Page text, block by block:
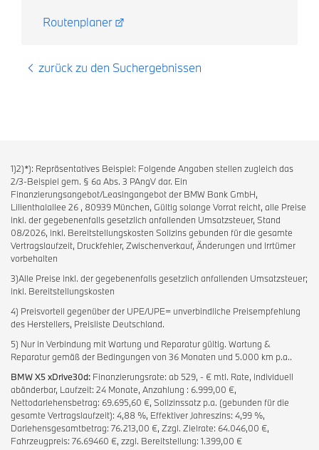
Routenplaner
zurück zu den Suchergebnissen
1)2)*): Repräsentatives Beispiel: Folgende Angaben stellen zugleich das
2/3-Beispiel gem. § 6a Abs. 3 PAngV dar. Ein
Finanzierungsangebot/Leasingangebot der BMW Bank GmbH,
Lilienthalallee 26 , 80939 München, Gültig solange Vorrat reicht, alle Preise
inkl. der gegebenenfalls gesetzlich anfallenden Umsatzsteuer, Stand
08/2026, inkl. Bereitstellungskosten Sollzins gebunden für die gesamte
Vertragslaufzeit, Druckfehler, Zwischenverkauf, Änderungen und Irrtümer
vorbehalten
3)Alle Preise inkl. der gegebenenfalls gesetzlich anfallenden Umsatzsteuer;
inkl. Bereitstellungskosten
4) Preisvorteil gegenüber der UPE/UPE= unverbindliche Preisempfehlung
des Herstellers, Preisliste Deutschland.
5) Nur in Verbindung mit Wartung und Reparatur gültig. Wartung &
Reparatur gemäß der Bedingungen von 36 Monaten und 5.000 km p.a..
BMW X5 xDrive30d: Finanzierungsrate: ab 529, - € mtl. Rate, individuell
abänderbar, Laufzeit: 24 Monate, Anzahlung : 6.999,00 €,
Nettodarlehensbetrag: 69.695,60 €, Sollzinssatz p.a. (gebunden für die
gesamte Vertragslaufzeit): 4,88 %, Effektiver Jahreszins: 4,99 %,
Darlehensgesamtbetrag: 76.213,00 €, Zzgl. Zielrate: 64.046,00 €,
Fahrzeugpreis: 76.69460 €, zzgl. Bereitstellung: 1.399,00 €